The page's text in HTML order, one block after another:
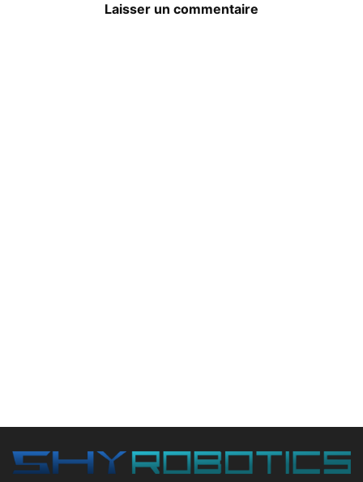
Laisser un commentaire